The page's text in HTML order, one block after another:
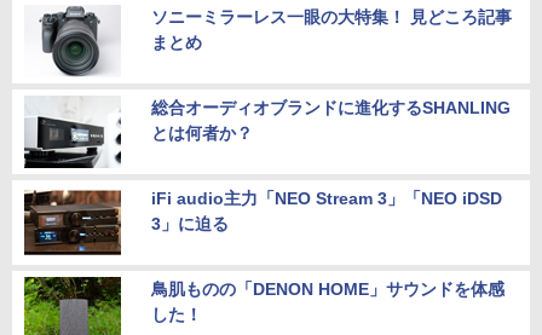
ソニーミラーレス一眼の大特集！ 見どころ記事
まとめ
総合オーディオブランドに進化するSHANLING
とは何者か？
iFi audio主力「NEO Stream 3」「NEO iDSD
3」に迫る
鳥肌ものの「DENON HOME」サウンドを体感
した！